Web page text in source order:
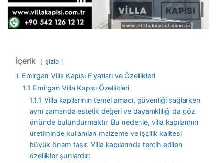
İçerik gizle
1 Emirgan Villa Kapısı Fiyatları ve Özellikleri
1.1 Emirgan Villa Kapısı Özellikleri
1.1.1 Villa kapılarının temel amacı, güvenliği sağlarken
aynı zamanda estetik değeri ve dayanıklılığı da göz
önünde bulundurmaktır. Bu nedenle, villa kapılarının
üretiminde kullanılan malzeme ve işçilik kalitesi
büyük önem taşır. Villa kapılarında tercih edilen
özellikler şunlardır: